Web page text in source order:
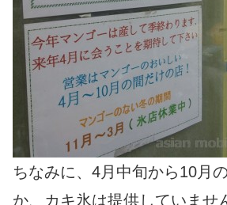
ちなみに、4月中旬から10月
か、カキ氷は提供していませ